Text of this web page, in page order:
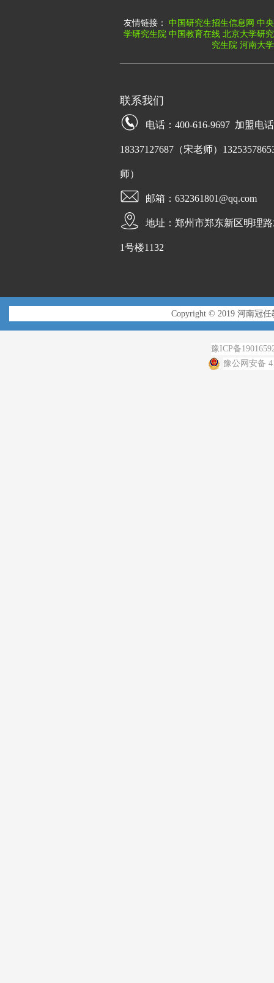
友情链接： 中国研究生招生信息网 中
学研究生院 中国教育在线 北京大学研
究生院 河南大
联系我们
电话：400-616-9697 加盟电
18337127687（宋老师）
师）
邮箱：632361801@qq.com
地址：郑州市郑东新区明理
1号楼1132
Copyright © 2019 河南冠任
豫ICP备
豫公网安备